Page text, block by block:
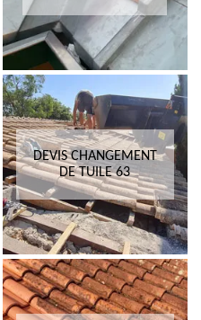
DEVIS CHANGEMENT
DE TUILE 63